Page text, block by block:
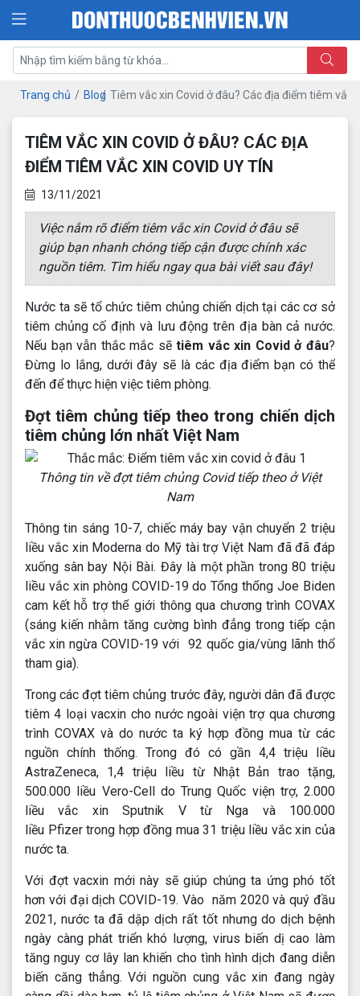
Trang chủ Blog Tiêm vắc xin Covid ở đâu? Các địa điểm tiêm vắc
TIÊM VẮC XIN COVID Ở ĐÂU? CÁC ĐỊA
ĐIỂM TIÊM VẮC XIN COVID UY TÍN
13/11/2021
Việc nắm rõ điểm tiêm vắc xin Covid ở đâu sẽ
giúp bạn nhanh chóng tiếp cận được chính xác
nguồn tiêm. Tìm hiểu ngay qua bài viết sau đây!
Nước ta sẽ tổ chức tiêm chủng chiến dịch tại các cơ sở
tiêm chủng cố định và lưu động trên địa bàn cả nước.
Nếu bạn vẫn thắc mắc sẽtiêm vắc xin Covid ở đâu?
Đừng lo lắng, dưới đây sẽ là các địa điểm bạn có thể
đến để thực hiện việc tiêm phòng.
Đợt tiêm chủng tiếp theo trong chiến dịch
tiêm chủng lớn nhất Việt Nam
Thông tin về đợt tiêm chủng Covid tiếp theo ở Việt
Nam
Thông tin sáng 10-7, chiếc máy bay vận chuyển 2 triệu
liều vắc xin Moderna do Mỹ tài trợ Việt Nam đã đã đáp
xuống sân bay Nội Bài. Đây là một phần trong 80 triệu
liều vắc xin phòng COVID-19 do Tổng thống Joe Biden
cam kết hỗ trợ thế giới thông qua chương trình COVAX
(sáng kiến nhằm tăng cường bình đẳng trong tiếp cận
vắc xin ngừa COVID-19 với 92 quốc gia/vùng lãnh thổ
tham gia).
Trong các đợt tiêm chủng trước đây, người dân đã được
tiêm 4 loại vacxin cho nước ngoài viện trợ qua chương
trình COVAX và do nước ta ký hợp đồng mua từ các
nguồn chính thống. Trong đó có gần 4,4 triệu liều
AstraZeneca, 1,4 triệu liều từ Nhật Bản trao tặng,
500.000 liều Vero-Cell do Trung Quốc viện trợ, 2.000
liều vắc xin Sputnik V từ Nga và 100.000
liều Pfizer trong hợp đồng mua 31 triệu liều vắc xin của
nước ta.
Với đợt vacxin mới này sẽ giúp chúng ta ứng phó tốt
hơn với đại dịch COVID-19. Vào năm 2020 và quý đầu
2021, nước ta đã dập dịch rất tốt nhưng do dịch bệnh
ngày càng phát triển khó lượng, virus biến dị cao làm
tăng nguy cơ lây lan khiến cho tình hình dịch đang diễn
biến căng thẳng. Với nguồn cung vắc xin đang ngày